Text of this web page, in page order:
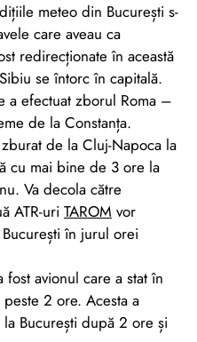
meteo din București s-
care aveau ca
redirecționate în această
se întorc în capitală.
a efectuat zborul Roma –
de la Constanța.
de la Cluj-Napoca la
cu mai bine de 3 ore la
Va decola către
ATR-uri TAROM vor
în jurul orei
fost avionul care a stat în
2 ore. Acesta a
București după 2 ore și